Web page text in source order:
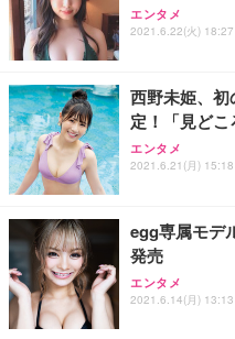
エンタメ
2021.6.22(火) 18:27
西野未姫、
定！「見どこ
エンタメ
2021.6.21(月) 15:18
egg専属モデ
発売
エンタメ
2021.6.14(月) 13:13